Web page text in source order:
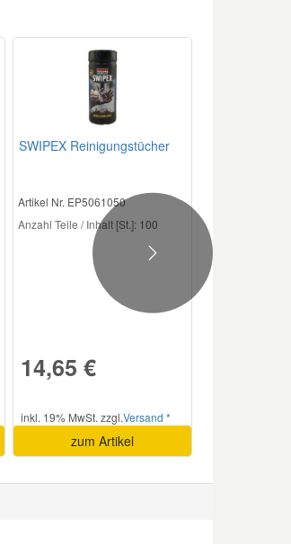
SWIPEX Reinigungstücher
Artikel Nr. EP5061050
Anzahl Teile / Inhalt [St.]: 100
14,65 €
inkl. 19% MwSt. zzgl.Versand *
zum Artikel
Next